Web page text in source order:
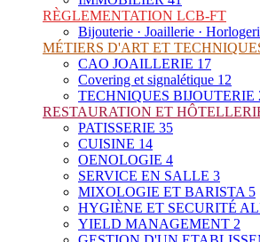
RÈGLEMENTATION LCB-FT
Bijouterie · Joaillerie ·
MÉTIERS D'ART ET
CAO JOAILLERIE 17
Covering et signalétique 12
TECHNIQUES BIJOUTERIE
RESTAURATION ET
PATISSERIE 35
CUISINE 14
OENOLOGIE 4
SERVICE EN SALLE 3
MIXOLOGIE ET BARISTA 5
HYGIÈNE ET SECURITÉ
YIELD MANAGEMENT 2